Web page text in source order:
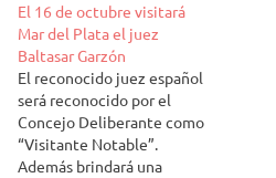
El 16 de octubre visitará
Mar del Plata el juez
Baltasar Garzón
El reconocido juez español
será reconocido por el
Concejo Deliberante como
“Visitante Notable”.
Además brindará una